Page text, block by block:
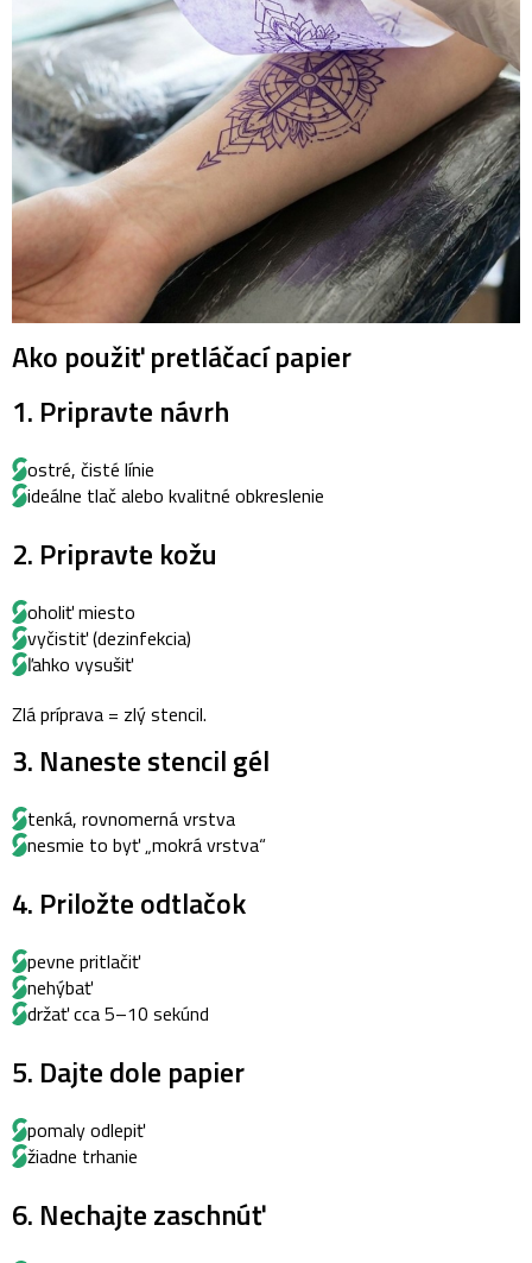
Ako použiť pretláčací papier
1. Pripravte návrh
ostré, čisté línie
ideálne tlač alebo kvalitné obkreslenie
2. Pripravte kožu
oholiť miesto
vyčistiť (dezinfekcia)
ľahko vysušiť
Zlá príprava = zlý stencil.
3. Naneste stencil gél
tenká, rovnomerná vrstva
nesmie to byť „mokrá vrstva“
4. Priložte odtlačok
pevne pritlačiť
nehýbať
držať cca 5–10 sekúnd
5. Dajte dole papier
pomaly odlepiť
žiadne trhanie
6. Nechajte zaschnúť